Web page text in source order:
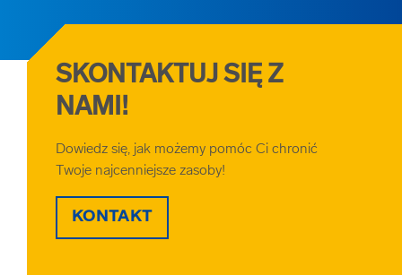
SKONTAKTUJ SIĘ Z
NAMI!
Dowiedz się, jak możemy pomóc Ci chronić
Twoje najcenniejsze zasoby!
KONTAKT